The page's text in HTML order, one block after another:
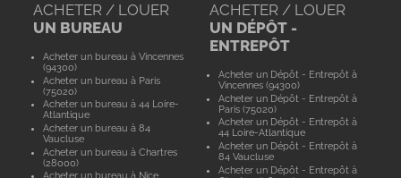
ACHETER / LOUER
UN BUREAU
Acheter un bureau à Vincennes
(94300)
Acheter un bureau à Paris
(75020)
Acheter un bureau à 44 Loire-
Atlantique
Acheter un bureau à 84
Vaucluse
Acheter un bureau à Chartres
(28000)
Acheter un bureau à Nice
ACHETER / LOUER
UN DÉPÔT -
ENTREPÔT
Acheter un Dépôt - Entrepôt à
Vincennes (94300)
Acheter un Dépôt - Entrepôt à
Paris (75020)
Acheter un Dépôt - Entrepôt à
44 Loire-Atlantique
Acheter un Dépôt - Entrepôt à
84 Vaucluse
Acheter un Dépôt - Entrepôt à